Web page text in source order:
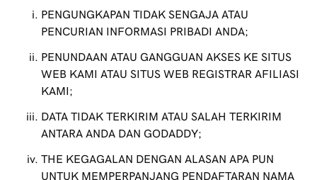
PENGUNGKAPAN TIDAK SENGAJA ATAU
PENCURIAN INFORMASI PRIBADI ANDA;
PENUNDAAN ATAU GANGGUAN AKSES KE SITUS
WEB KAMI ATAU SITUS WEB REGISTRAR AFILIASI
KAMI;
DATA TIDAK TERKIRIM ATAU SALAH TERKIRIM
ANTARA ANDA DAN GODADDY;
THE KEGAGALAN DENGAN ALASAN APA PUN
UNTUK MEMPERPANJANG PENDAFTARAN NAMA